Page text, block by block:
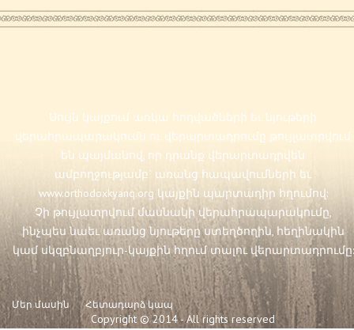
Սույն կայքում առկա հոդվածների եւ նյութերի
վերահրապարակումն ու վերարտադրումը թույլատրվում
են պայմանով, որ դրանք վերարտադրվեն
ամբողջությամբ` առանց հապավումների եւ
www.orthodoxkyanq.org կայքին պարտադիր հղումով:
Չի թույլատրվում մասնակի վերահրապարակումը,
ինչպես նաեւ առանց նյութերը ստեղծողին, հեղինակին
կամ սկզբնաղբյուր-կայքին հղում տալու վերարտադրումը:
Մեր մասին Հետադարձ կապ
Copyright © 2014 - All rights reserved